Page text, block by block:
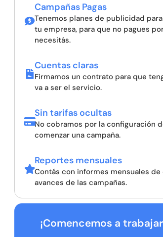
Campañas Pagas
Tenemos planes de publicidad
tu empresa, para que no pagues
necesitás.
Cuentas claras
Firmamos un contrato para que
va a ser el servicio.
Sin tarifas ocultas
No cobramos por la configuración
comenzar una campaña.
Reportes mensuales
Contás con informes mensuales
avances de las campañas.
¡Comencemos a